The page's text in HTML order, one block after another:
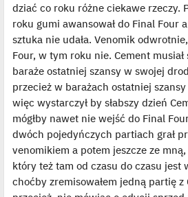
dziać co roku różne ciekawe rzeczy.
roku gumi awansował do Final Four
sztuka nie udała. Venomik
Four, w tym roku nie. Cement
baraże ostatniej szansy w swojej
przecież w barażach ostatniej
więc wystarczył by słabszy dzień
mógłby nawet nie wejść do Final
dwóch pojedyńczych partiach grał
venomikiem a potem jeszcze ze
który też tam od czasu do czasu jest
choćby zremisowałem jedną partię